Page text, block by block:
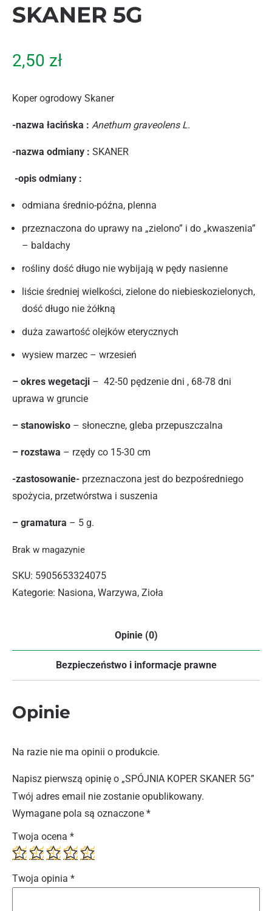
SKANER 5G
2,50 zł
Koper ogrodowy Skaner
-nazwa łacińska : Anethum graveolens L.
-nazwa odmiany : SKANER
-opis odmiany :
odmiana średnio-późna, plenna
przeznaczona do uprawy na „zielono” i do „kwaszenia”
– baldachy
rośliny dość długo nie wybijają w pędy nasienne
liście średniej wielkości, zielone do niebieskozielonych,
dość długo nie żółkną
duża zawartość olejków eterycznych
wysiew marzec – wrzesień
– okres wegetacji – 42-50 pędzenie dni , 68-78 dni
uprawa w gruncie
– stanowisko – słoneczne, gleba przepuszczalna
– rozstawa – rzędy co 15-30 cm
-zastosowanie- przeznaczona jest do bezpośredniego
spożycia, przetwórstwa i suszenia
– gramatura – 5 g.
Brak w magazynie
SKU: 5905653324075
Kategorie: Nasiona, Warzywa, Zioła
Opinie (0)
Bezpieczeństwo i informacje prawne
Opinie
Na razie nie ma opinii o produkcie.
Napisz pierwszą opinię o „SPÓJNIA KOPER SKANER 5G”
Twój adres email nie zostanie opublikowany.
Wymagane pola są oznaczone *
Twoja ocena *
Twoja opinia *